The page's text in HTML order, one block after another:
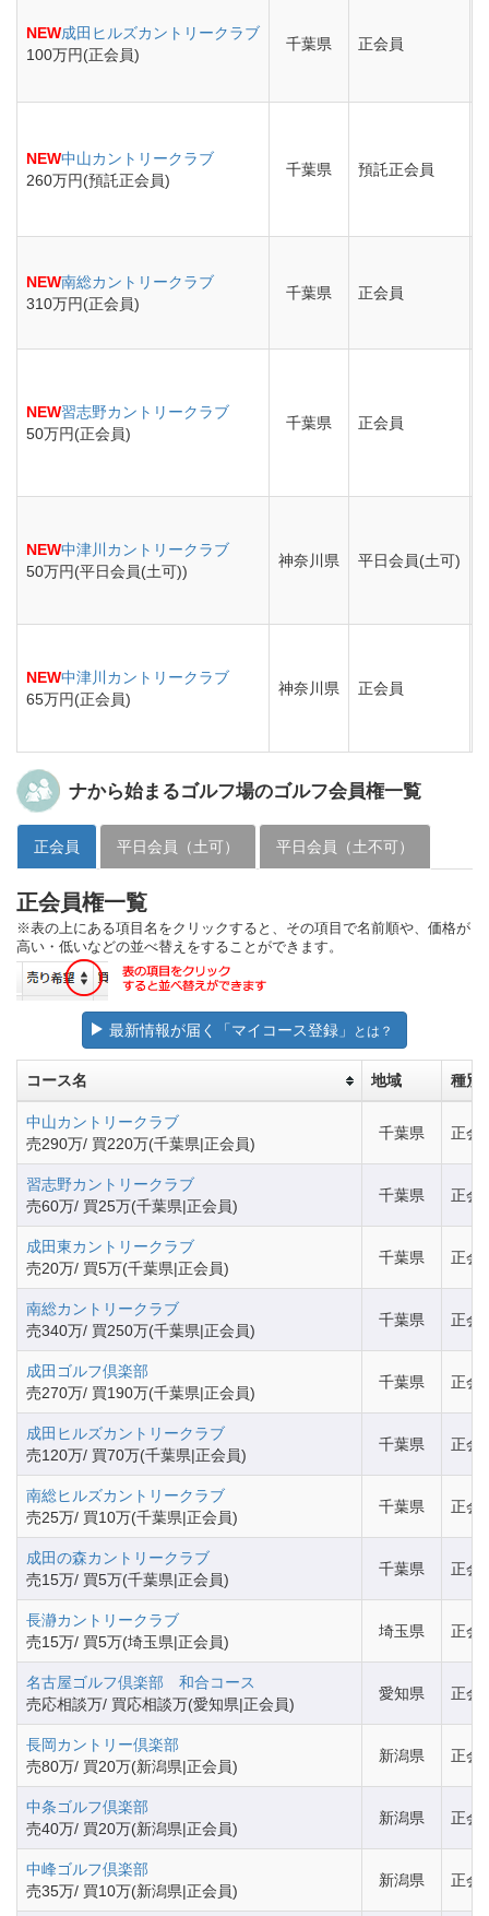
NEW成田ヒルズカントリークラブ
100万円(正会員)
千葉県 正会員
NEW中山カントリークラブ
260万円(預託正会員)
千葉県 預託正会員
NEW南総カントリークラブ
310万円(正会員)
千葉県 正会員
NEW習志野カントリークラブ
50万円(正会員)
千葉県 正会員
NEW中津川カントリークラブ
50万円(平日会員(土可))
神奈川県 平日会員(土可)
NEW中津川カントリークラブ
65万円(正会員)
神奈川県 正会員
ナから始まるゴルフ場のゴルフ会員権一覧
正会員 平日会員（土可） 平日会員（土不可）
正会員権一覧
※表の上にある項目名をクリックすると、その項目で名前順や、価格が
高い・低いなどの並べ替えをすることができます。
最新情報が届く「マイコース登録」 とは？
コース名 地域 種別
中山カントリークラブ
売290万/ 買220万(千葉県|正会員)
千葉県 正会
習志野カントリークラブ
売60万/ 買25万(千葉県|正会員)
千葉県 正会
成田東カントリークラブ
売20万/ 買5万(千葉県|正会員)
千葉県 正会
南総カントリークラブ
売340万/ 買250万(千葉県|正会員)
千葉県 正会
成田ゴルフ倶楽部
売270万/ 買190万(千葉県|正会員)
千葉県 正会
成田ヒルズカントリークラブ
売120万/ 買70万(千葉県|正会員)
千葉県 正会
南総ヒルズカントリークラブ
売25万/ 買10万(千葉県|正会員)
千葉県 正会
成田の森カントリークラブ
売15万/ 買5万(千葉県|正会員)
千葉県 正会
長瀞カントリークラブ
売15万/ 買5万(埼玉県|正会員)
埼玉県 正会
名古屋ゴルフ倶楽部 和合コース
売応相談万/ 買応相談万(愛知県|正会員)
愛知県 正会
長岡カントリー倶楽部
売80万/ 買20万(新潟県|正会員)
新潟県 正会
中条ゴルフ倶楽部
売40万/ 買20万(新潟県|正会員)
新潟県 正会
中峰ゴルフ倶楽部
売35万/ 買10万(新潟県|正会員)
新潟県 正会